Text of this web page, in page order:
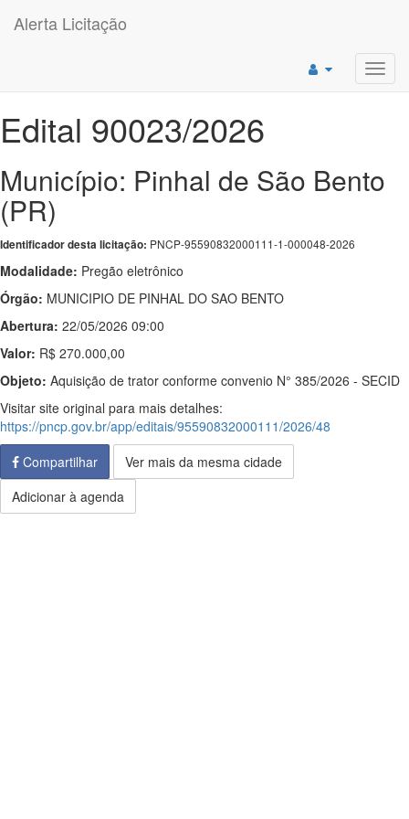
Alerta Licitação
Edital 90023/2026
Município: Pinhal de São Bento
(PR)
Identificador desta licitação: PNCP-95590832000111-1-000048-2026
Modalidade: Pregão eletrônico
Órgão: MUNICIPIO DE PINHAL DO SAO BENTO
Abertura: 22/05/2026 09:00
Valor: R$ 270.000,00
Objeto: Aquisição de trator conforme convenio N° 385/2026 - SECID
Visitar site original para mais detalhes:
https://pncp.gov.br/app/editais/95590832000111/2026/48
Compartilhar
Ver mais da mesma cidade
Adicionar à agenda